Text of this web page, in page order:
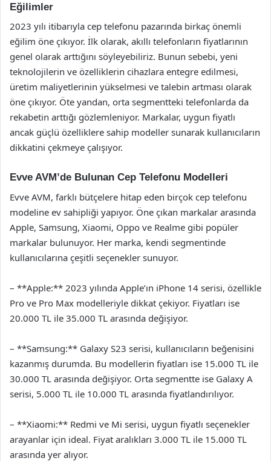
Eğilimler
2023 yılı itibarıyla cep telefonu pazarında birkaç önemli
eğilim öne çıkıyor. İlk olarak, akıllı telefonların fiyatlarının
genel olarak arttığını söyleyebiliriz. Bunun sebebi, yeni
teknolojilerin ve özelliklerin cihazlara entegre edilmesi,
üretim maliyetlerinin yükselmesi ve talebin artması olarak
öne çıkıyor. Öte yandan, orta segmentteki telefonlarda da
rekabetin arttığı gözlemleniyor. Markalar, uygun fiyatlı
ancak güçlü özelliklere sahip modeller sunarak kullanıcıların
dikkatini çekmeye çalışıyor.
Evve AVM’de Bulunan Cep Telefonu Modelleri
Evve AVM, farklı bütçelere hitap eden birçok cep telefonu
modeline ev sahipliği yapıyor. Öne çıkan markalar arasında
Apple, Samsung, Xiaomi, Oppo ve Realme gibi popüler
markalar bulunuyor. Her marka, kendi segmentinde
kullanıcılarına çeşitli seçenekler sunuyor.
– **Apple:** 2023 yılında Apple’ın iPhone 14 serisi, özellikle
Pro ve Pro Max modelleriyle dikkat çekiyor. Fiyatları ise
20.000 TL ile 35.000 TL arasında değişiyor.
– **Samsung:** Galaxy S23 serisi, kullanıcıların beğenisini
kazanmış durumda. Bu modellerin fiyatları ise 15.000 TL ile
30.000 TL arasında değişiyor. Orta segmentte ise Galaxy A
serisi, 5.000 TL ile 10.000 TL arasında fiyatlandırılıyor.
– **Xiaomi:** Redmi ve Mi serisi, uygun fiyatlı seçenekler
arayanlar için ideal. Fiyat aralıkları 3.000 TL ile 15.000 TL
arasında yer alıyor.